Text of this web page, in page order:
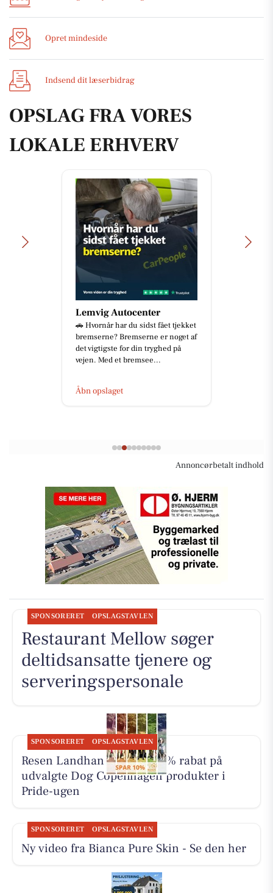
Opret mindeside
Indsend dit læserbidrag
OPSLAG FRA VORES
LOKALE ERHVERV
Lemvig Autocenter
🚗 Hvornår har du sidst fået tjekket
bremserne? Bremserne er noget af
det vigtigste for din tryghed på
vejen. Med et bremsee...
Åbn opslaget
Annoncørbetalt indhold
SPONSORERET OPSLAGSTAVLEN
Restaurant Mellow søger
deltidsansatte tjenere og
serveringspersonale
SPONSORERET OPSLAGSTAVLEN
Resen Landhandel giver 10% rabat på
udvalgte Dog Copenhagen produkter i
Pride-ugen
SPONSORERET OPSLAGSTAVLEN
Ny video fra Bianca Pure Skin - Se den her